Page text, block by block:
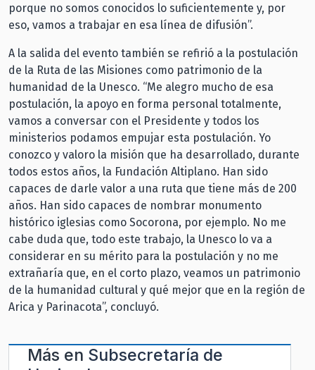
porque no somos conocidos lo suficientemente y, por
eso, vamos a trabajar en esa línea de difusión”.
A la salida del evento también se refirió a la postulación
de la Ruta de las Misiones como patrimonio de la
humanidad de la Unesco. “Me alegro mucho de esa
postulación, la apoyo en forma personal totalmente,
vamos a conversar con el Presidente y todos los
ministerios podamos empujar esta postulación. Yo
conozco y valoro la misión que ha desarrollado, durante
todos estos años, la Fundación Altiplano. Han sido
capaces de darle valor a una ruta que tiene más de 200
años. Han sido capaces de nombrar monumento
histórico iglesias como Socorona, por ejemplo. No me
cabe duda que, todo este trabajo, la Unesco lo va a
considerar en su mérito para la postulación y no me
extrañaría que, en el corto plazo, veamos un patrimonio
de la humanidad cultural y qué mejor que en la región de
Arica y Parinacota”, concluyó.
Más en Subsecretaría de